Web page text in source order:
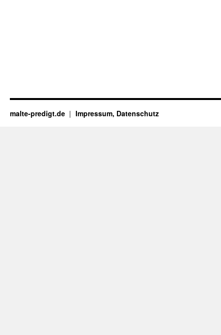
malte-predigt.de Impressum, Datenschutz